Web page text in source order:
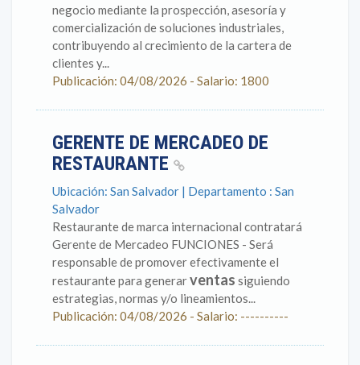
negocio mediante la prospección, asesoría y
comercialización de soluciones industriales,
contribuyendo al crecimiento de la cartera de
clientes y...
Publicación: 04/08/2026 - Salario: 1800
GERENTE DE MERCADEO DE
RESTAURANTE
Ubicación: San Salvador | Departamento : San
Salvador
Restaurante de marca internacional contratará
Gerente de Mercadeo FUNCIONES - Será
responsable de promover efectivamente el
restaurante para generarventas siguiendo
estrategias, normas y/o lineamientos...
Publicación: 04/08/2026 - Salario: ----------